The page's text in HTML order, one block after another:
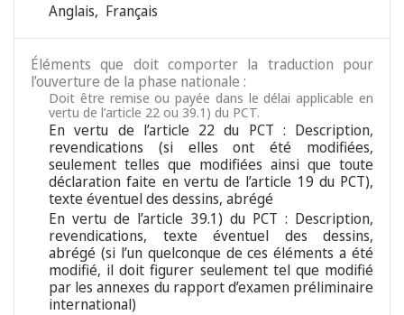
Anglais, Français
Éléments que doit comporter la traduction pour
l’ouverture de la phase nationale :
Doit être remise ou payée dans le délai applicable en
vertu de l’article 22 ou 39.1) du PCT.
En vertu de l’article 22 du PCT : Description,
revendications (si elles ont été modifiées,
seulement telles que modifiées ainsi que toute
déclaration faite en vertu de l’article 19 du PCT),
texte éventuel des dessins, abrégé
En vertu de l’article 39.1) du PCT : Description,
revendications, texte éventuel des dessins,
abrégé (si l’un quelconque de ces éléments a été
modifié, il doit figurer seulement tel que modifié
par les annexes du rapport d’examen préliminaire
international)